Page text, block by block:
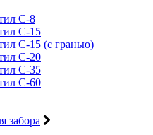
С-8
С-15
С-15 (с гранью)
С-20
С-35
С-60
забора